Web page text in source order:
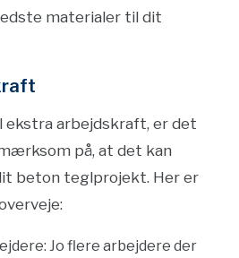
materialer til dit
ekstra arbejdskraft, er det
på, at det kan
beton teglprojekt. Her er
Jo flere arbejdere der